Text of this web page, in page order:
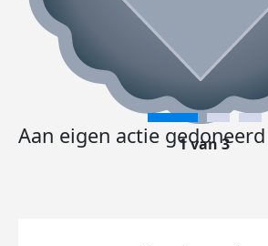
Aan eigen actie gedoneerd
1 van 3